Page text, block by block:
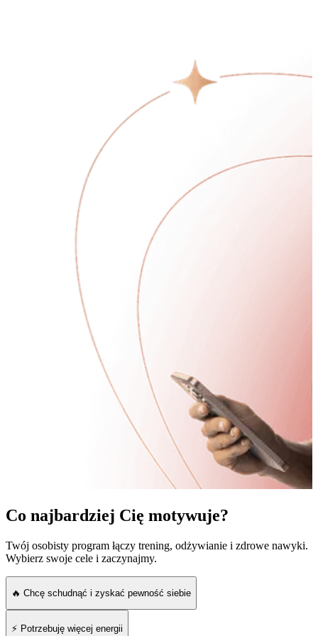
Co najbardziej Cię motywuje?
Twój osobisty program łączy trening, odżywianie i zdrowe nawyki.
Wybierz swoje cele i zaczynajmy.
🔥 Chcę schudnąć i zyskać pewność siebie
⚡ Potrzebuję więcej energii